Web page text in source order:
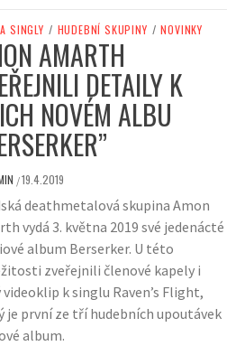
SINGLY / HUDEBNÍ SKUPINY / NOVINKY
AMARTH
DETAILY K
NOVÉM ALBU
/19.4.2019
deathmetalová skupina Amon
vydá 3. května 2019 své jedenácté
album Berserker. U této
zveřejnili členové kapely i
videoklip k singlu Raven’s Flight,
je první ze tří hudebních upoutávek
album.